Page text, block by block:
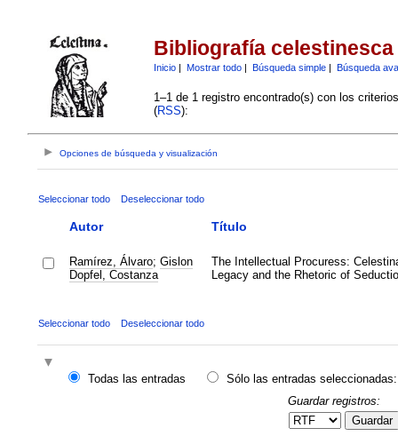
Bibliografía celestinesca
Inicio| Mostrar todo| Búsqueda simple| Búsqueda
1–1 de 1 registro encontrado(s) con los
(RSS):
Opciones de búsqueda y visualización
Seleccionar todo Deseleccionar todo
Autor Título
Ramírez, Álvaro; Gislon
Dopfel, Costanza
The Intellectual Procuress:
Legacy and the Rhetoric of
Seleccionar todo Deseleccionar todo
Todas las entradas
Sólo las entradas seleccionadas:
Guardar registros:
Guardar